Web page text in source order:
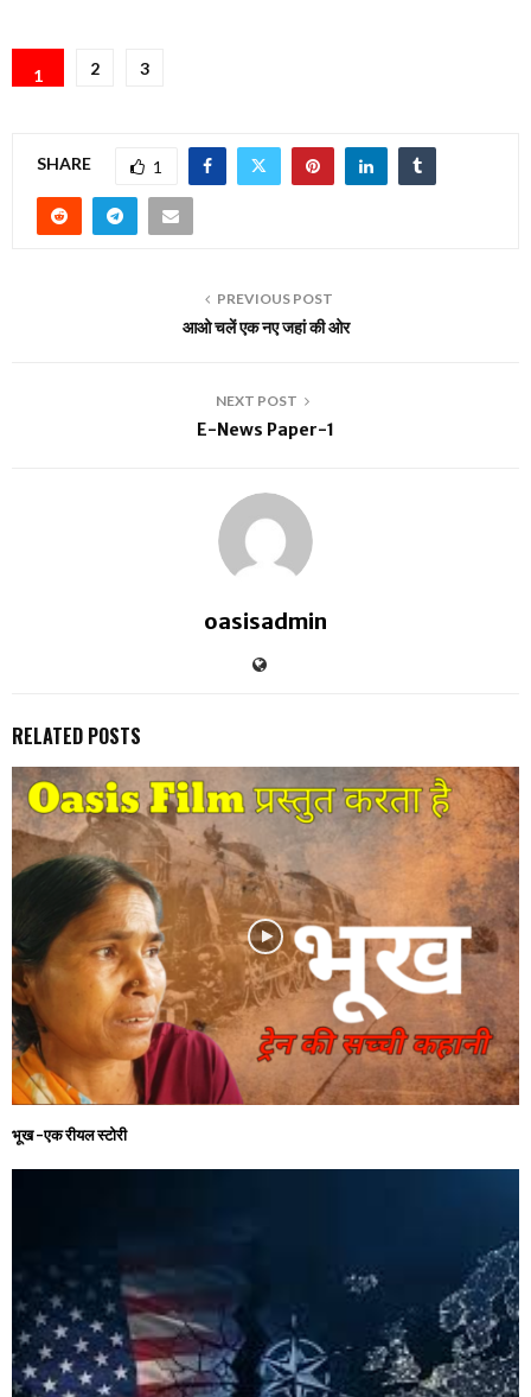
1 2 3
SHARE 1
PREVIOUS POST
आओ चलें एक नए जहां की ओर
NEXT POST
E-News Paper-1
oasisadmin
RELATED POSTS
भूख -एक रीयल स्टोरी